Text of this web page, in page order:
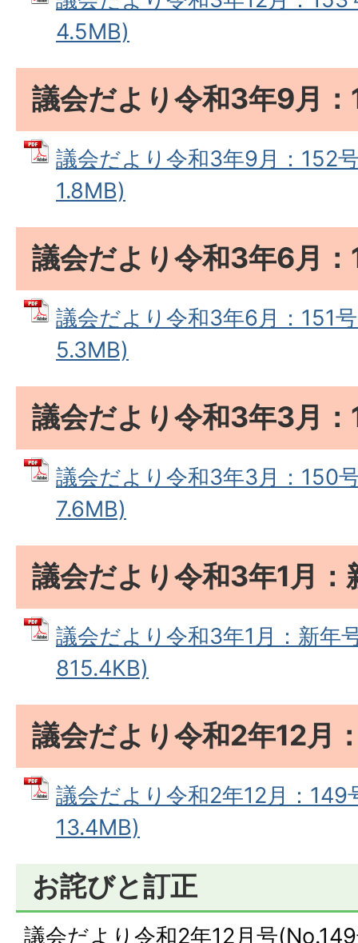
4.5MB)
議会だより令和3年9月
議会だより令和3年9月：152
1.8MB)
議会だより令和3年6月：
議会だより令和3年6月：151
5.3MB)
議会だより令和3年3月
議会だより令和3年3月：150
7.6MB)
議会だより令和3年1月：
議会だより令和3年1月：新年
815.4KB)
議会だより令和2年12月
議会だより令和2年12月：149
13.4MB)
お詫びと訂正
議会だより令和2年12月号